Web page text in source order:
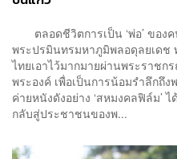
ตลอดชีวิตการเป็น ‘พ่อ’ ของ
พระปรมินทรมหาภูมิพลอดุลยเดช
ไทยเอาไว้มากมายผ่านพระราช
พระองค์ เพื่อเป็นการน้อมรำลึก
ค่ายหนังดังอย่าง ‘สหมงคลฟิล์ม’
กลับสู่ประชาชนของพ...